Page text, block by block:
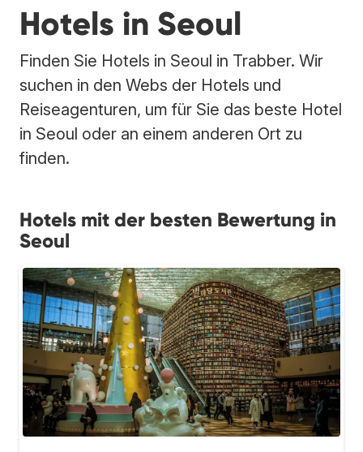
Hotels in Seoul
Finden Sie Hotels in Seoul in Trabber. Wir
suchen in den Webs der Hotels und
Reiseagenturen, um für Sie das beste Hotel
in Seoul oder an einem anderen Ort zu
finden.
Hotels mit der besten Bewertung in
Seoul